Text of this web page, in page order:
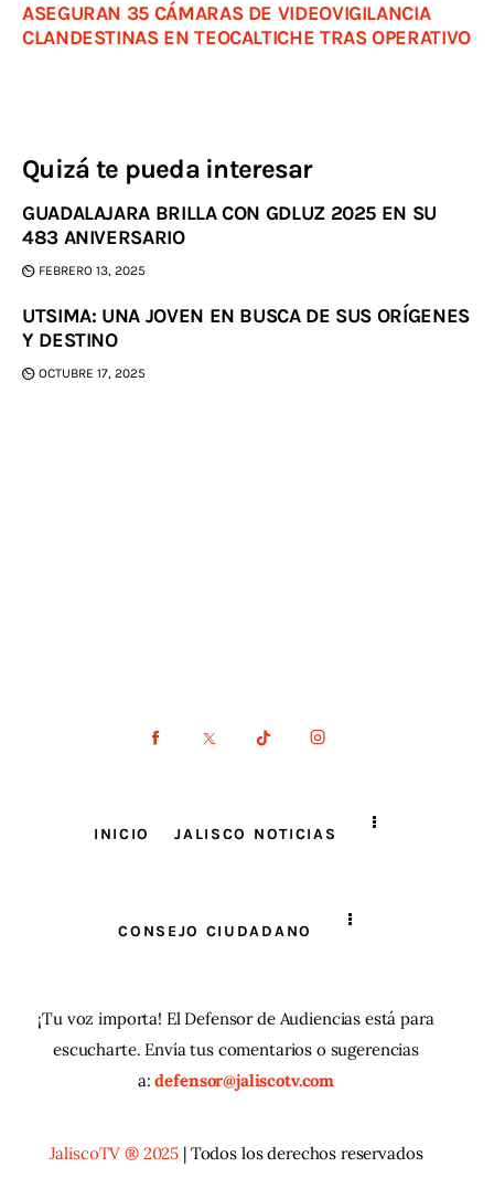
ASEGURAN 35 CÁMARAS DE VIDEOVIGILANCIA
CLANDESTINAS EN TEOCALTICHE TRAS OPERATIVO
Quizá te pueda interesar
GUADALAJARA BRILLA CON GDLUZ 2025 EN SU
483 ANIVERSARIO
FEBRERO 13, 2025
UTSIMA: UNA JOVEN EN BUSCA DE SUS ORÍGENES
Y DESTINO
OCTUBRE 17, 2025
INICIO JALISCO NOTICIAS
CONSEJO CIUDADANO
¡Tu voz importa! El Defensor de Audiencias está para
escucharte. Envía tus comentarios o sugerencias
a:defensor@jaliscotv.com
JaliscoTV ® 2025 | Todos los derechos reservados